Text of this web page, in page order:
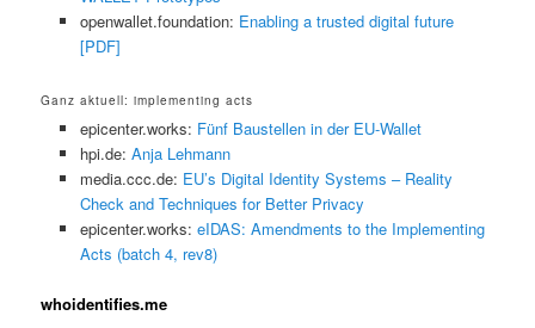
openwallet.foundation: Enabling a trusted digital future
[PDF]
Ganz aktuell: implementing acts
epicenter.works: Fünf Baustellen in der EU-Wallet
hpi.de: Anja Lehmann
media.ccc.de: EU’s Digital Identity Systems – Reality
Check and Techniques for Better Privacy
epicenter.works: eIDAS: Amendments to the Implementing
Acts (batch 4, rev8)
whoidentifies.me